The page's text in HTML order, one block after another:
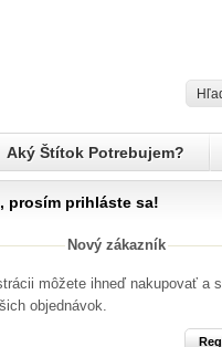
Aký Štítok Potrebujem?
prosím prihláste sa!
Nový zákazník
môžete ihneď nakupovať a
objednávok.